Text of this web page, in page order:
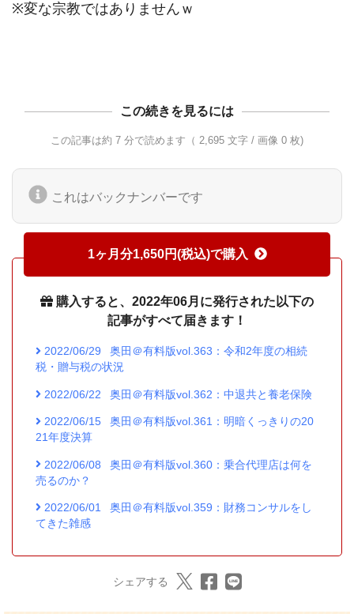
※変な宗教ではありませんｗ
この続きを見るには
この記事は約 7 分で読めます（ 2,695 文字 / 画像 0 枚)
これはバックナンバーです
1ヶ月分1,650円(税込)で購入
購入すると、2022年06月に発行された以下の
記事がすべて届きます！
2022/06/29
奥田＠有料版vol.363：令和2年度の相続
税・贈与税の状況
2022/06/22 奥田＠有料版vol.362：中退共と養老保険
2022/06/15
奥田＠有料版vol.361：明暗くっきりの20
21年度決算
2022/06/08
奥田＠有料版vol.360：乗合代理店は何を
売るのか？
2022/06/01
奥田＠有料版vol.359：財務コンサルをし
てきた雑感
シェアする